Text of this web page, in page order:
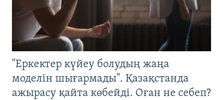
"Еркектер күйеу болудың жаңа
моделін шығармады". Қазақстанда
ажырасу қайта көбейді. Оған не себеп?